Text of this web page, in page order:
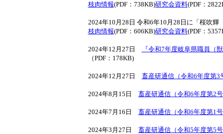
枝肉情報(PDF：738KB)研究会資料(PDF：
2024年10月28日 令和6年10月28日に「桜吹
枝肉情報(PDF：606KB)研究会資料(PDF：
2024年12月27日
『令和7年度岐阜県職員（
（PDF：178KB)
2024年12月27日 畜産研通信（令和6年度第3
2024年8月15日 畜産研通信（令和6年度第2
2024年7月16日 畜産研通信（令和6年度第1
2024年3月27日 畜産研通信（令和5年度第5